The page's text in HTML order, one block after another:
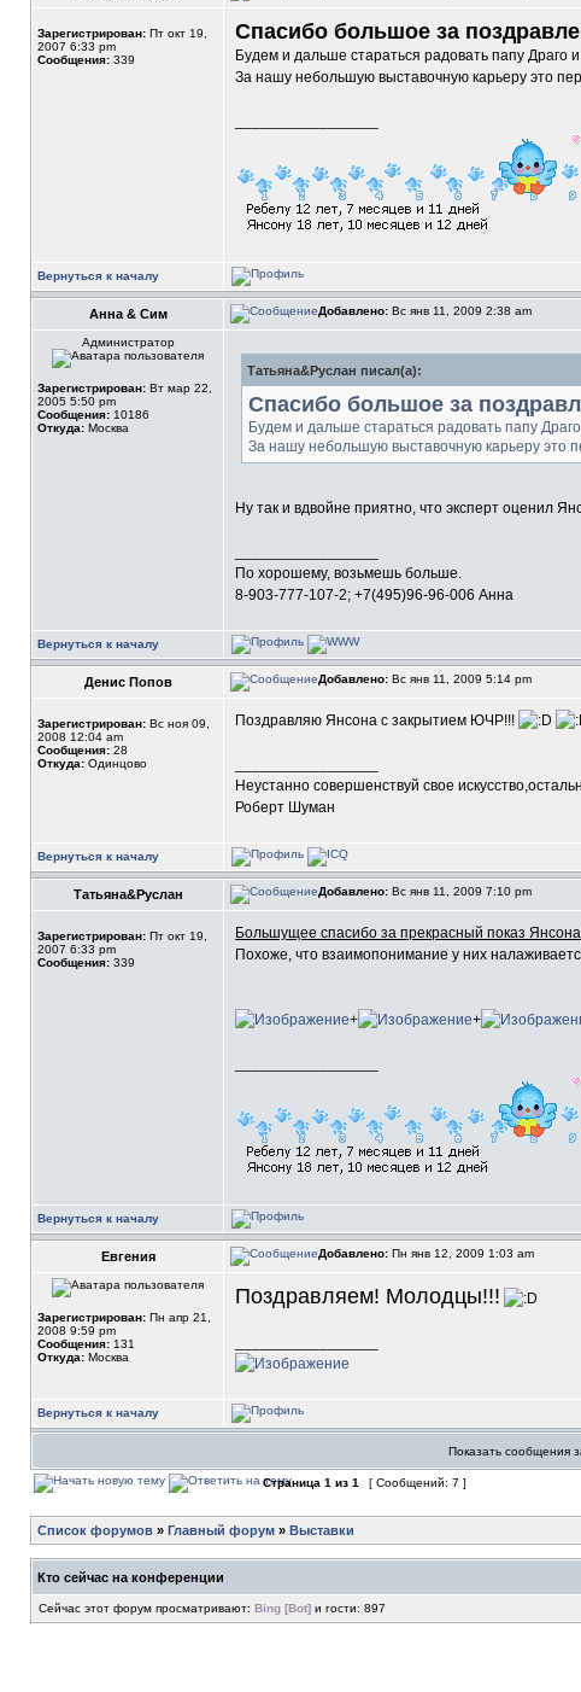
Зарегистрирован: Пт окт 19,
2007 6:33 pm
Сообщения: 339
Спасибо большое за
Будем и дальше стараться радовать папу Драго
За нашу небольшую выставочную карьеру это
Вернуться к началу
Анна & Сим Добавлено: Вс янв 11, 2009 2:38 am
Администратор
Зарегистрирован: Вт мар 22,
2005 5:50 pm
Сообщения: 10186
Откуда: Москва
Татьяна&Руслан писал(а):
Спасибо большое за
Будем и дальше стараться радовать папу
За нашу небольшую выставочную карьеру это
Ну так и вдвойне приятно, что эксперт оценил
По хорошему, возьмешь больше.
8-903-777-107-2; +7(495)96-96-006 Анна
Вернуться к началу
Денис Попов Добавлено: Вс янв 11, 2009 5:14 pm
Зарегистрирован: Вс ноя 09,
2008 12:04 am
Сообщения: 28
Откуда: Одинцово
Поздравляю Янсона с закрытием ЮЧР!!!
Неустанно совершенствуй свое
Роберт Шуман
Вернуться к началу
Татьяна&Руслан Добавлено: Вс янв 11, 2009 7:10 pm
Зарегистрирован: Пт окт 19,
2007 6:33 pm
Сообщения: 339
Большущее спасибо за прекрасный показ
Похоже, что взаимопонимание у них
+ +
Вернуться к началу
Евгения Добавлено: Пн янв 12, 2009 1:03 am
Зарегистрирован: Пн апр 21,
2008 9:59 pm
Сообщения: 131
Откуда: Москва
Поздравляем! Молодцы!!!
Вернуться к началу
Показать сообщения
Страница 1 из 1 [ Сообщений: 7 ]
Список форумов » Главный форум » Выставки
Кто сейчас на конференции
Сейчас этот форум просматривают: Bing [Bot] и гости: 897